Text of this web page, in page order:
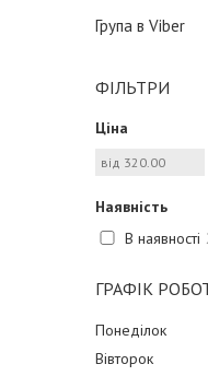
Група в Viber
ФІЛЬТРИ
Ціна
Наявність
В наявності
ГРАФІК
Понеділок
Вівторок